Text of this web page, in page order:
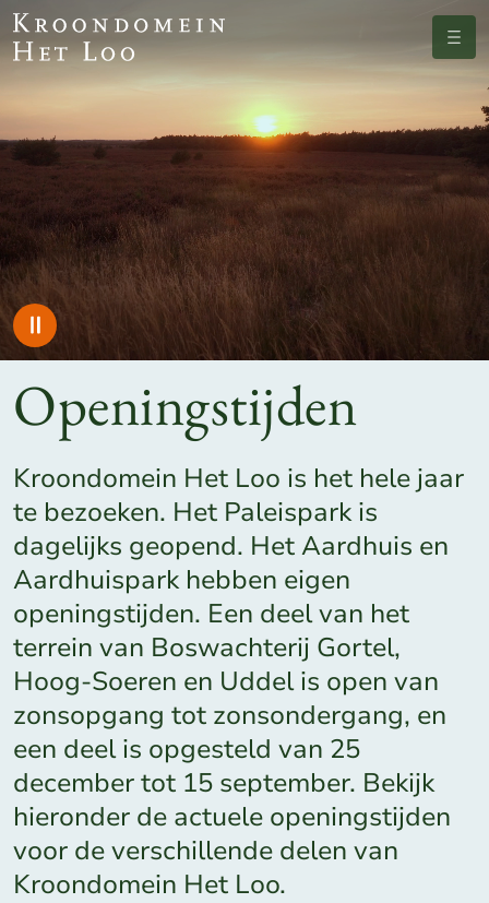
Menu
Openingstijden
Kroondomein Het Loo is het hele jaar
te bezoeken. Het Paleispark is
dagelijks geopend. Het Aardhuis en
Aardhuispark hebben eigen
openingstijden. Een deel van het
terrein van Boswachterij Gortel,
Hoog-Soeren en Uddel is open van
zonsopgang tot zonsondergang, en
een deel is opgesteld van 25
december tot 15 september. Bekijk
hieronder de actuele openingstijden
voor de verschillende delen van
Kroondomein Het Loo.